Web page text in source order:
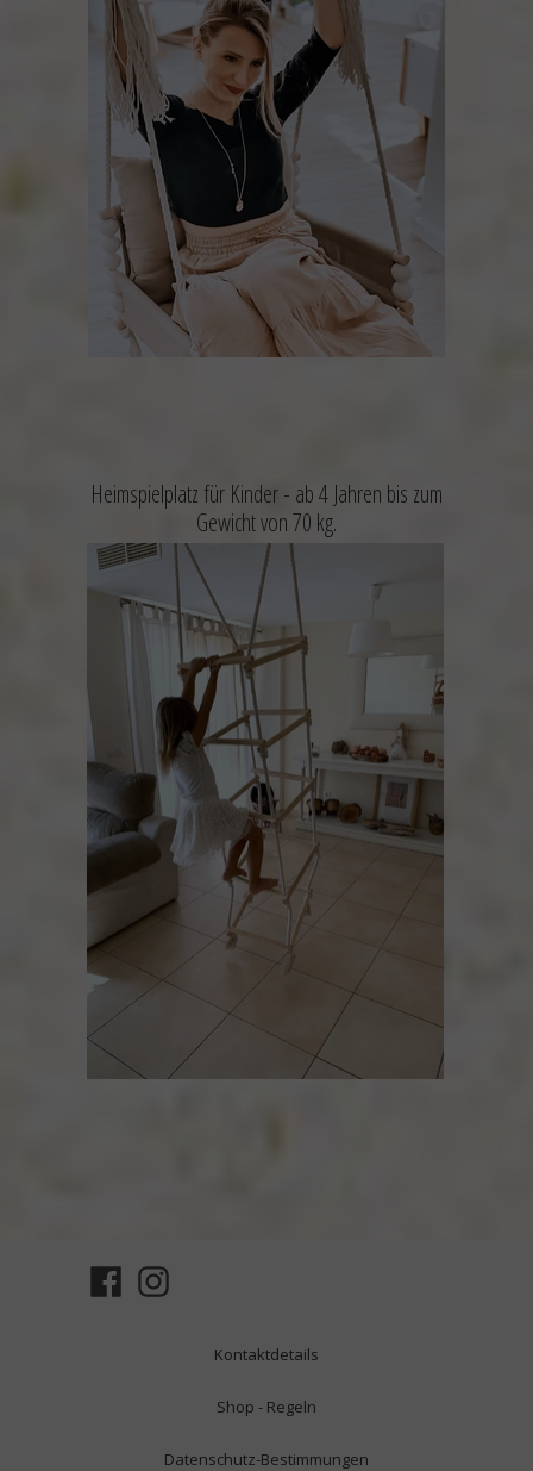
Heimspielplatz für Kinder - ab 4 Jahren bis zum
Gewicht von 70 kg.
Kontaktdetails
Shop - Regeln
Datenschutz-Bestimmungen